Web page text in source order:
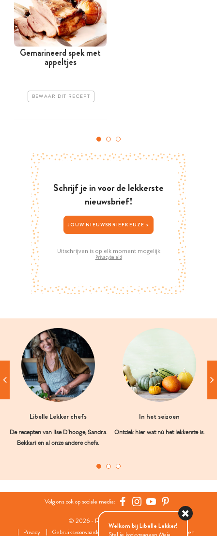
Gemarineerd spek met
appeltjes
BEWAAR DIT RECEPT
Schrijf je in voor de lekkerste
nieuwsbrief!
JOUW NIEUWSBRIEFKEUZE >
Uitschrijven is op elk moment mogelijk
Privacybeleid
Libelle Lekker chefs
De recepten van Ilse D’hooge, Sandra
Bekkari en al onze andere chefs.
In het seizoen
Ontdek hier wat nú het lekkerste is.
Volg ons ook op sociale media:
© 2026 - Roularta Media Group
Privacy
Gebruiksvoorwaarden Cookies Cookies instellingen
Welkom bij Libelle Lekker!